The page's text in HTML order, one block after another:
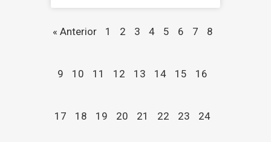
« Anterior 1 2 3 4 5 6 7 8
9 10 11 12 13 14 15 16
17 18 19 20 21 22 23 24